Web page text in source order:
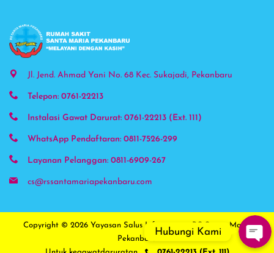
Jl. Jend. Ahmad Yani No. 68 Kec. Sukajadi, Pekanbaru
Telepon: 0761-22213
Instalasi Gawat Darurat: 0761-22213 (Ext. 111)
WhatsApp Pendaftaran: 0811-7526-299
Layanan Pelanggan: 0811-6909-267
cs@rssantamariapekanbaru.com
Copyright © 2026 Yayasan Salus Infirmorum - RS Santa Maria
Pekanbaru
Hubungi Kami